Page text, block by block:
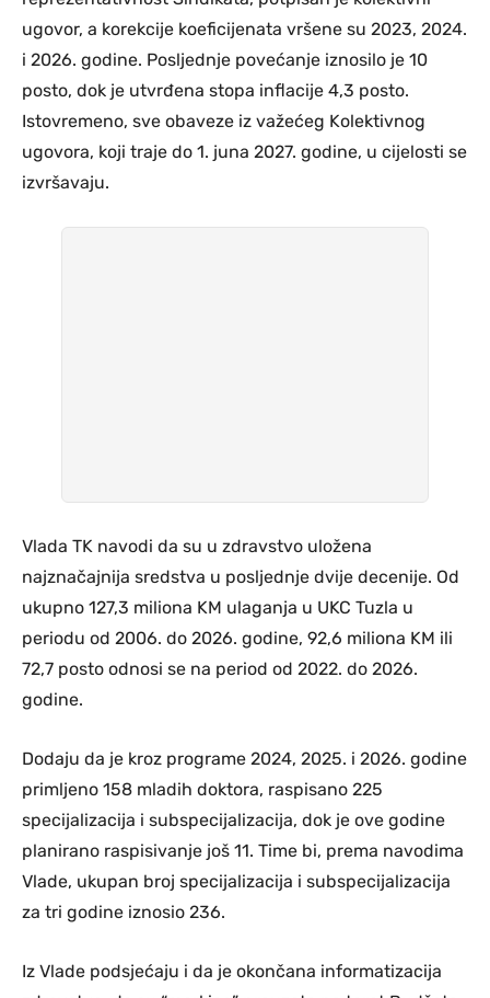
ugovor, a korekcije koeficijenata vršene su 2023, 2024.
i 2026. godine. Posljednje povećanje iznosilo je 10
posto, dok je utvrđena stopa inflacije 4,3 posto.
Istovremeno, sve obaveze iz važećeg Kolektivnog
ugovora, koji traje do 1. juna 2027. godine, u cijelosti se
izvršavaju.
Vlada TK navodi da su u zdravstvo uložena
najznačajnija sredstva u posljednje dvije decenije. Od
ukupno 127,3 miliona KM ulaganja u UKC Tuzla u
periodu od 2006. do 2026. godine, 92,6 miliona KM ili
72,7 posto odnosi se na period od 2022. do 2026.
godine.
Dodaju da je kroz programe 2024, 2025. i 2026. godine
primljeno 158 mladih doktora, raspisano 225
specijalizacija i subspecijalizacija, dok je ove godine
planirano raspisivanje još 11. Time bi, prema navodima
Vlade, ukupan broj specijalizacija i subspecijalizacija
za tri godine iznosio 236.
Iz Vlade podsjećaju i da je okončana informatizacija